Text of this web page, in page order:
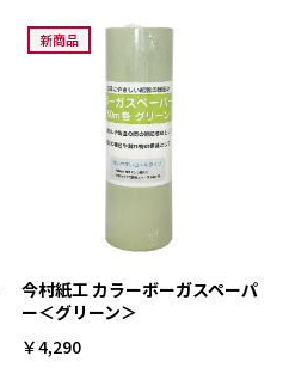
新商品
今村紙工 カラーボーガスペーパ
ー＜グリーン＞
￥4,290